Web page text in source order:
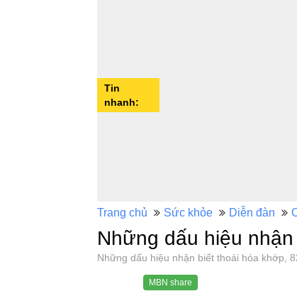
Tin
nhanh:
Trang chủ Sức khỏe Diễn đàn
Những dấu hiệu
Những dấu hiệu nhận biết thoái hóa khớp,
MBN share